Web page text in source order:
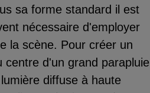
sa forme standard il est
nécessaire d'employer
la scène. Pour créer un
centre d'un grand parapluie
diffuse à haute